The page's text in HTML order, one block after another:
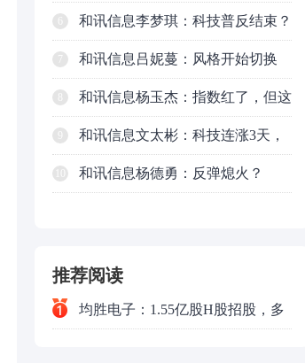
吗？八月主线看哪？
和讯信息李梦琪：科技普反结束？
7 和讯信息吕妮蔓：风格开始切换
了，周五干万注意
和讯信息杨玉杰：指数红了，但这
个信号警惕！
和讯信息文太彬：科技连涨3天，
明天会迎来分化？
和讯信息杨德勇：反弹熄火？
推荐阅读
均胜电子：1.55亿股H股招股，多